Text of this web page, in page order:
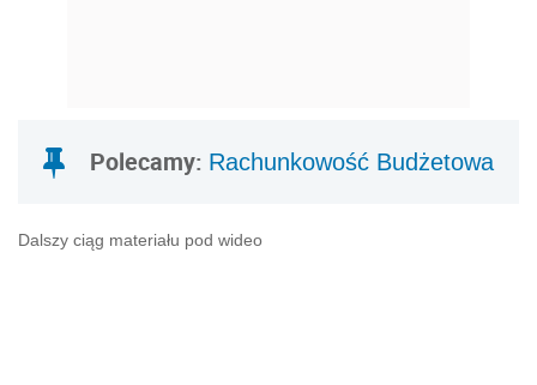
Polecamy: Rachunkowość Budżetowa
Dalszy ciąg materiału pod wideo